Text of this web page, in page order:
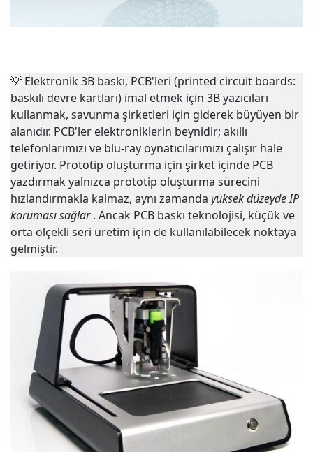
💡 Elektronik 3B baskı, PCB'leri (printed circuit boards:
baskılı devre kartları) imal etmek için 3B yazıcıları
kullanmak, savunma şirketleri için giderek büyüyen bir
alanıdır. PCB'ler elektroniklerin beynidir; akıllı
telefonlarımızı ve blu-ray oynatıcılarımızı çalışır hale
getiriyor. Prototip oluşturma için şirket içinde PCB
yazdırmak yalnızca prototip oluşturma sürecini
hızlandırmakla kalmaz, aynı zamanda yüksek düzeyde IP
koruması sağlar. Ancak PCB baskı teknolojisi, küçük ve
orta ölçekli seri üretim için de kullanılabilecek noktaya
gelmiştir.